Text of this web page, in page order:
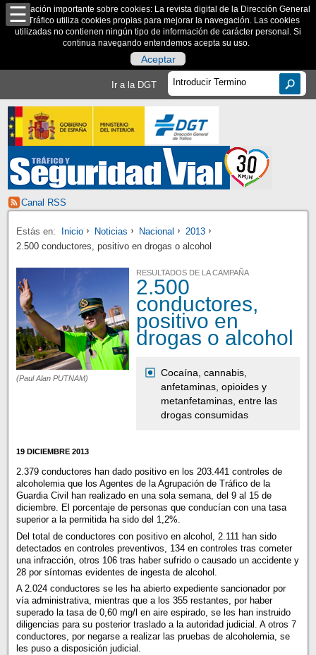
Información importante sobre cookies: La revista digital de la Dirección General
de Tráfico utiliza cookies propias para mejorar la navegación. Las cookies
utilizadas no contienen ningún tipo de información de carácter personal. Si
continua navegando entendemos acepta su uso.
Aceptar
Ir a la DGT
Canal RSS
Estás en: Inicio Noticias Nacional
2013
2.500 conductores, positivo en drogas o alcohol
(Paul Alan PUTNAM)
RESULTADOS DE LA CAMPAÑA
2.500
conductores,
positivo en
drogas o alcohol
Cocaína, cannabis,
anfetaminas, opioides y
metanfetaminas, entre las
drogas consumidas
19 DICIEMBRE 2013
2.379 conductores han dado positivo en los 203.441 controles de
alcoholemia que los Agentes de la Agrupación de Tráfico de la
Guardia Civil han realizado en una sola semana, del 9 al 15 de
diciembre. El porcentaje de personas que conducían con una tasa
superior a la permitida ha sido del 1,2%.
Del total de conductores con positivo en alcohol, 2.111 han sido
detectados en controles preventivos, 134 en controles tras cometer
una infracción, otros 106 tras haber sufrido o causado un accidente y
28 por síntomas evidentes de ingesta de alcohol.
A 2.024 conductores se les ha abierto expediente sancionador por
vía administrativa, mientras que a los 355 restantes, por haber
superado la tasa de 0,60 mg/l en aire espirado, se les han instruido
diligencias para su posterior traslado a la autoridad judicial. A otros 7
conductores, por negarse a realizar las pruebas de alcoholemia, se
les puso a disposición judicial.